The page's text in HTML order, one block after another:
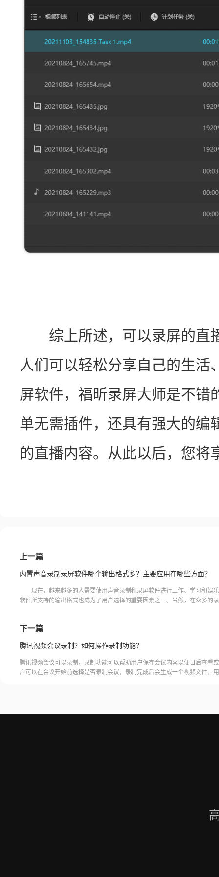
综上所述，可以录屏的直
人们可以轻松分享自己的生活
屏软件，福昕录屏大师是不错
单无需插件，还具有强大的编
的直播内容。从此以后，您将
上一篇
内置声音录制录屏软件哪个输出格式多？主要应用在哪些方面？
现在，越来越多的人需要使用声音录制和录屏软件进行工作、学习和娱
软件所支持的输出格式也成为了用户选择的重要因素之一。当然，在众多的
下一篇
腾讯视频会议录制？如何操作录制功能？
腾讯视频会议可以录制，录制功能可以帮助用户保存会议内容以便日后查看
户可以在会议开始前选择是否录制会议，录制完成后会生成一个视频文件，